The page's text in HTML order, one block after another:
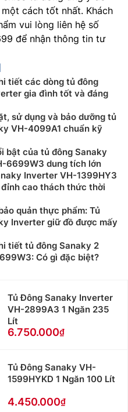
cách tốt nhất. Khách
vui lòng liên hệ số
để nhận thông tin tư
tiết các dòng tủ đông
gia đình tốt và đáng
sử dụng và bảo dưỡng tủ
VH-4099A1 chuẩn kỹ
bật của tủ đông Sanaky
6699W3 dung tích lớn
Inverter VH-1399HY3
cao thách thức thời
quản thực phẩm: Tủ
Inverter giữ đồ được mấy
tiết tủ đông Sanaky 2
Có gì đặc biệt?
Tủ Đông Sanaky Inverter
VH-2899A3 1 Ngăn 235
Lít
6.750.000
Tủ Đông Sanaky VH-
1599HYKD 1 Ngăn 100 Lít
4.450.000